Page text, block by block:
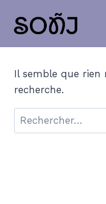
Il semble que
recherche.